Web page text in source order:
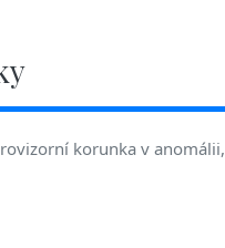
korunka v anomálii,